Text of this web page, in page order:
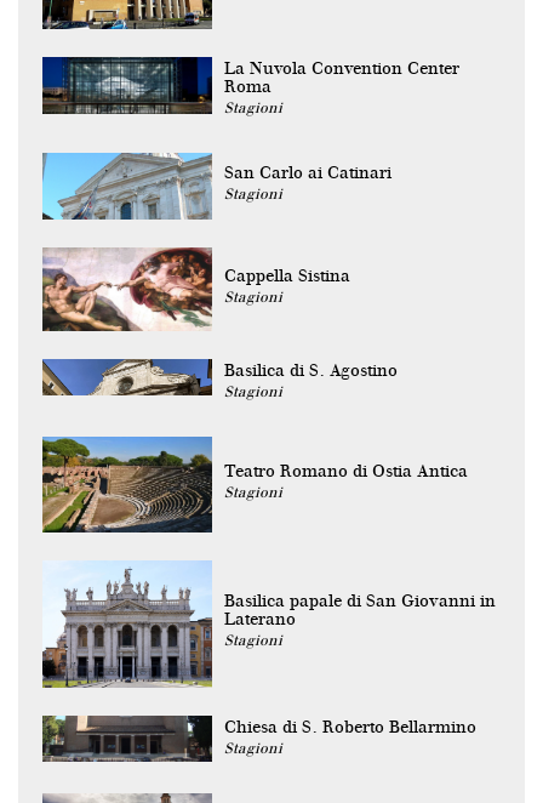
La Nuvola Convention Center
Roma
Stagioni
San Carlo ai Catinari
Stagioni
Cappella Sistina
Stagioni
Basilica di S. Agostino
Stagioni
Teatro Romano di Ostia Antica
Stagioni
Basilica papale di San Giovanni in
Laterano
Stagioni
Chiesa di S. Roberto Bellarmino
Stagioni